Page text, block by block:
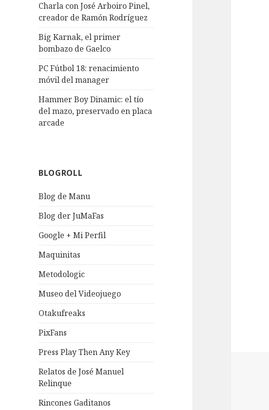
Charla con José Arboiro Pinel,
creador de Ramón Rodríguez
Big Karnak, el primer
bombazo de Gaelco
PC Fútbol 18: renacimiento
móvil del manager
Hammer Boy Dinamic: el tío
del mazo, preservado en placa
arcade
BLOGROLL
Blog de Manu
Blog der JuMaFas
Google + Mi Perfil
Maquinitas
Metodologic
Museo del Videojuego
Otakufreaks
PixFans
Press Play Then Any Key
Relatos de José Manuel
Relinque
Rincones Gaditanos